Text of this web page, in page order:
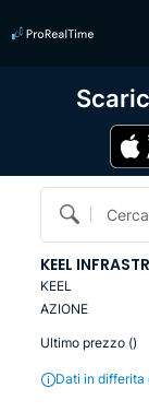
KEEL
KEEL
AZIONE
Ultimo prezzo ()
Dati in differita